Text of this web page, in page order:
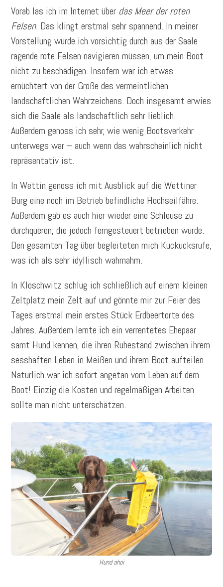
Vorab las ich im Internet über das Meer der roten
Felsen. Das klingt erstmal sehr spannend. In meiner
Vorstellung würde ich vorsichtig durch aus der Saale
ragende rote Felsen navigieren müssen, um mein Boot
nicht zu beschädigen. Insofern war ich etwas
ernüchtert von der Größe des vermeintlichen
landschaftlichen Wahrzeichens. Doch insgesamt erwies
sich die Saale als landschaftlich sehr lieblich.
Außerdem genoss ich sehr, wie wenig Bootsverkehr
unterwegs war – auch wenn das wahrscheinlich nicht
repräsentativ ist.
In Wettin genoss ich mit Ausblick auf die Wettiner
Burg eine noch im Betrieb befindliche Hochseilfähre.
Außerdem gab es auch hier wieder eine Schleuse zu
durchqueren, die jedoch ferngesteuert betrieben wurde.
Den gesamten Tag über begleiteten mich Kuckucksrufe,
was ich als sehr idyllisch wahrnahm.
In Kloschwitz schlug ich schließlich auf einem kleinen
Zeltplatz mein Zelt auf und gönnte mir zur Feier des
Tages erstmal mein erstes Stück Erdbeertorte des
Jahres. Außerdem lernte ich ein verrentetes Ehepaar
samt Hund kennen, die ihren Ruhestand zwischen ihrem
sesshaften Leben in Meißen und ihrem Boot aufteilen.
Natürlich war ich sofort angetan vom Leben auf dem
Boot! Einzig die Kosten und regelmäßigen Arbeiten
sollte man nicht unterschätzen.
Hund ahoi